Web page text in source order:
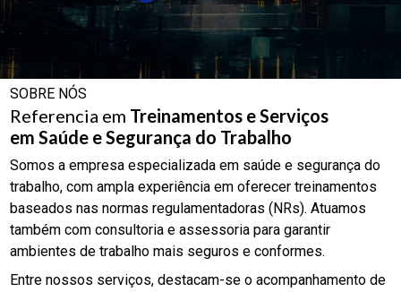
SOBRE NÓS
Referencia em Treinamentos e Serviços
em Saúde e Segurança do Trabalho
Somos a empresa especializada em saúde e segurança do
trabalho, com ampla experiência em oferecer treinamentos
baseados nas normas regulamentadoras (NRs). Atuamos
também com consultoria e assessoria para garantir
ambientes de trabalho mais seguros e conformes.
Entre nossos serviços, destacam-se o acompanhamento de